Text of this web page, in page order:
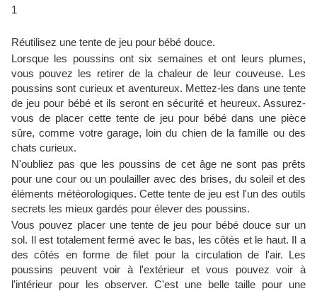
1
Réutilisez une tente de jeu pour bébé douce.
Lorsque les poussins ont six semaines et ont leurs plumes,
vous pouvez les retirer de la chaleur de leur couveuse. Les
poussins sont curieux et aventureux. Mettez-les dans une tente
de jeu pour bébé et ils seront en sécurité et heureux. Assurez-
vous de placer cette tente de jeu pour bébé dans une pièce
sûre, comme votre garage, loin du chien de la famille ou des
chats curieux.
N'oubliez pas que les poussins de cet âge ne sont pas prêts
pour une cour ou un poulailler avec des brises, du soleil et des
éléments météorologiques. Cette tente de jeu est l'un des outils
secrets les mieux gardés pour élever des poussins.
Vous pouvez placer une tente de jeu pour bébé douce sur un
sol. Il est totalement fermé avec le bas, les côtés et le haut. Il a
des côtés en forme de filet pour la circulation de l'air. Les
poussins peuvent voir à l'extérieur et vous pouvez voir à
l'intérieur pour les observer. C'est une belle taille pour une